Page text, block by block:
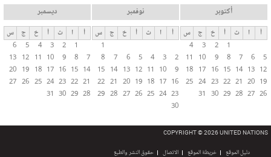
أكتوبر
أ ا ث أ خ ج
س
1
2
3
4
5
6
7
8
9
10
11
12
13
14
15
16
17
18
19
20
21
22
23
24
25
26
27
28
29
30
31
نوفمبر
أ ا ث أ خ ج
س
1
2
3
4
5
6
7
8
9
10
11
12
13
14
15
16
17
18
19
20
21
22
23
24
25
26
27
28
29
30
ديسمبر
أ ا ث أ خ ج
س
1
2
3
4
5
6
7
8
9
10
11
12
13
14
15
16
17
18
19
20
21
22
23
24
25
26
27
28
29
30
31
COPYRIGHT © 2026 UNITED NATIONS
دليل الموقع خريطة الموقع الاتصال حقوق النشر والطبع